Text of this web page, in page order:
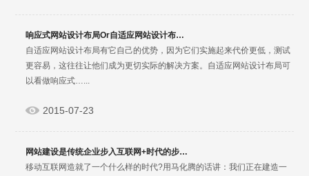
响应式网站设计布局Or自适应网站设计布…
自适应网站设计布局有它自己的优势，因为它们实施起来代价更低，测试
更容易，这往往让他们成为更切实际的解决方案。自适应网站设计布局可
以看做响应式…...
2015-07-23
网站建设是传统企业步入互联网+时代的步…
移动互联网造就了一个什么样的时代?用马化腾的话讲：我们正在建造一